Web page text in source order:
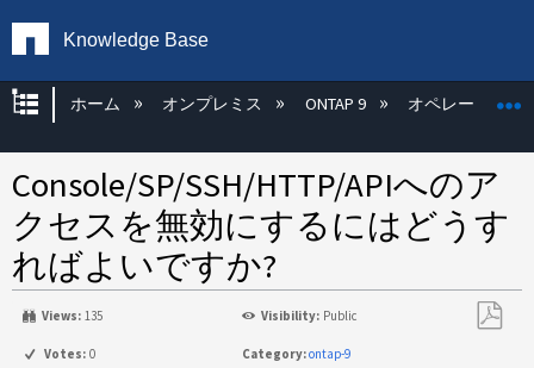
Knowledge Base
グローバル階層を展開/折りたたむ
ホーム オンプレミス ONTAP 9 オペレーティン
Console/SP/SSH/HTTP/APIへのア
クセスを無効にするにはどうす
ればよいですか?
Views: 135 Visibility: Public
Votes: 0 Category:ontap-9